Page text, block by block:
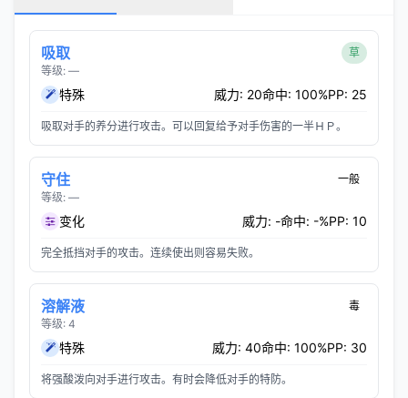
吸取
等级: —
草
特殊 威力: 20命中: 100%PP: 25
吸取对手的养分进行攻击。可以回复给予对手伤害的一半ＨＰ。
守住
等级: —
一般
变化 威力: -命中: -%PP: 10
完全抵挡对手的攻击。连续使出则容易失败。
溶解液
等级: 4
毒
特殊 威力: 40命中: 100%PP: 30
将强酸泼向对手进行攻击。有时会降低对手的特防。